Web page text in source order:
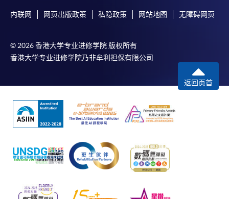
内联网 网页出版政策 私隐政策 网站地图 无障碍网页
© 2026 香港大学专业进修学院 版权所有
香港大学专业进修学院乃非牟利担保有限公司
返回页首